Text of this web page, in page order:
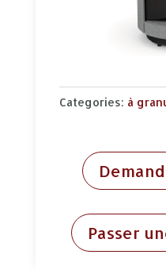
Categories: à
Passer